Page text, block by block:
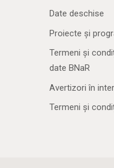
Date deschise
Proiecte și
Termeni și
date BNaR
Avertizori în
Termeni și